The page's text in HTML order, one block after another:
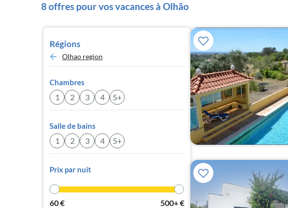
8 offres pour vos vacances à Olhão
Régions
Olhao region
Chambres
1 2 3 4 5+
Salle de bains
1 2 3 4 5+
Prix par nuit
60€ 500+€